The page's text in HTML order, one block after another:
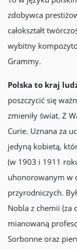
zdobywca
całokształt
wybitny
Grammy.
Polska to kraj
poszczycić się
zmieniły świat. Z
Curie. Uznana za
jedyną kobietą,
(w 1903 i 1911
uhonorowanym w
przyrodniczych.
Nobla z chemii (za
mianowaną
Sorbonne oraz